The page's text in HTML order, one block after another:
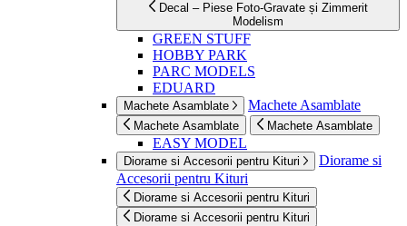
Decal – Piese Foto-Gravate și Zimmerit
Modelism
GREEN STUFF
HOBBY PARK
PARC MODELS
EDUARD
Machete Asamblate Machete Asamblate
Machete Asamblate Machete Asamblate
EASY MODEL
Diorame si Accesorii pentru Kituri
Diorame si
Accesorii pentru Kituri
Diorame si Accesorii pentru Kituri
Diorame si Accesorii pentru Kituri